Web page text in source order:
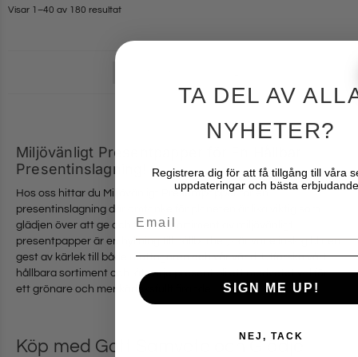
Visar 1–40 av 180 resultat
Miljövänligt Presentpapper för En Hållbar
Presentinslagning!
Hos oss hittar du Miljövänligt Presentpapper för en
presentinslagning där omtanke för planeten är lika viktig som
glädjen över att ge och få. Vårt sortiment av miljövänligt
presentpapper är en hyllning till hållbarhet, där varje inslag blir en
gest av kärlek till både mottagaren och vår värld. Utforska vårt
hållbara sortiment och låt varje present bli ett medvetet val för
ett grönare och mer kärleksfullt firande.
Köp med Gott Samvete och Glädje
TA DEL AV
NYHETER?
Registrera dig för att få tillgång till våra
uppdateringar och bästa
Email
SIGN ME UP!
NEJ, TACK